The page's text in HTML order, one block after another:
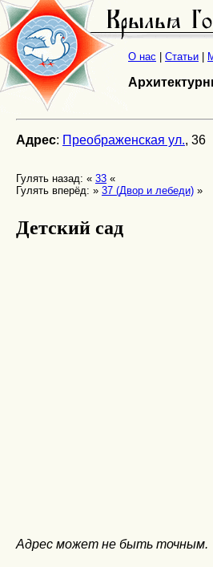
О нас Статьи
Адрес: Преображенская ул., 36
Гулять назад: « 33 «
Гулять вперёд: » 37 (Двор и лебеди) »
Детский сад
Адрес может не быть точным.